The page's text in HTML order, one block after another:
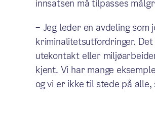
innsatsen må tilpasses
– Jeg leder en avdeling
kriminalitetsutfordringer.
utekontakt eller
kjent. Vi har mange
og vi er ikke til stede på alle,